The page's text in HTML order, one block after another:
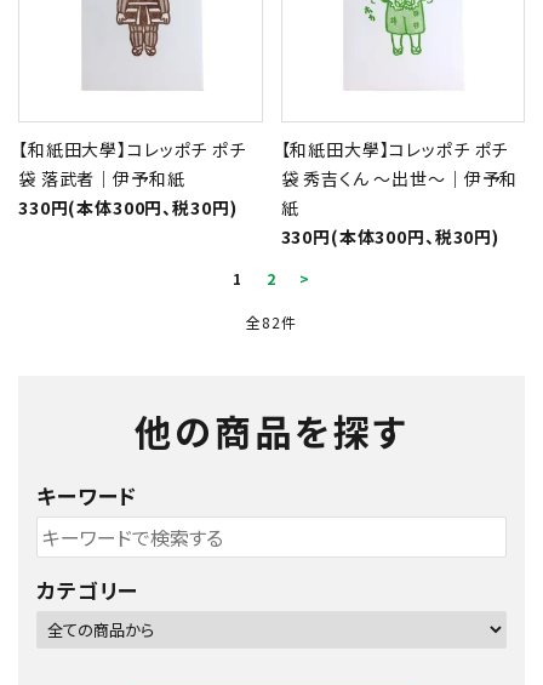
【和紙田大學】コレッポチ ポチ
袋 落武者｜伊予和紙
330円(本体300円、税30円)
【和紙田大學】コレッポチ ポチ
袋 秀吉くん ～出世～｜伊予和
紙
330円(本体300円、税30円)
1 2 >
全82件
他の商品を探す
キーワード
カテゴリー